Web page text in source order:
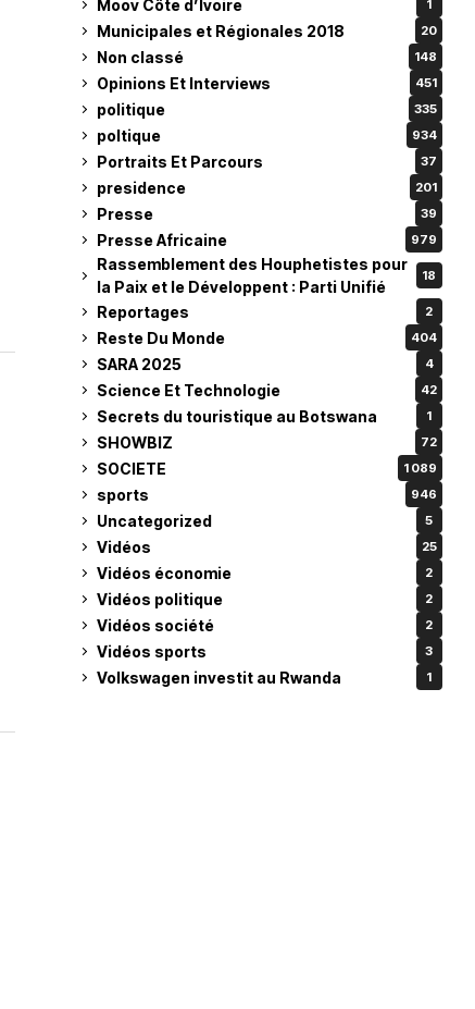
Moov Côte d’Ivoire 1
Municipales et Régionales 2018 20
Non classé 148
Opinions Et Interviews 451
politique 335
poltique 934
Portraits Et Parcours 37
presidence 201
Presse 39
Presse Africaine 979
Rassemblement des Houphetistes pour
la Paix et le Développent : Parti Unifié
18
Reportages 2
Reste Du Monde 404
SARA 2025 4
Science Et Technologie 42
Secrets du touristique au Botswana 1
SHOWBIZ 72
SOCIETE 1 089
sports 946
Uncategorized 5
Vidéos 25
Vidéos économie 2
Vidéos politique 2
Vidéos société 2
Vidéos sports 3
Volkswagen investit au Rwanda 1